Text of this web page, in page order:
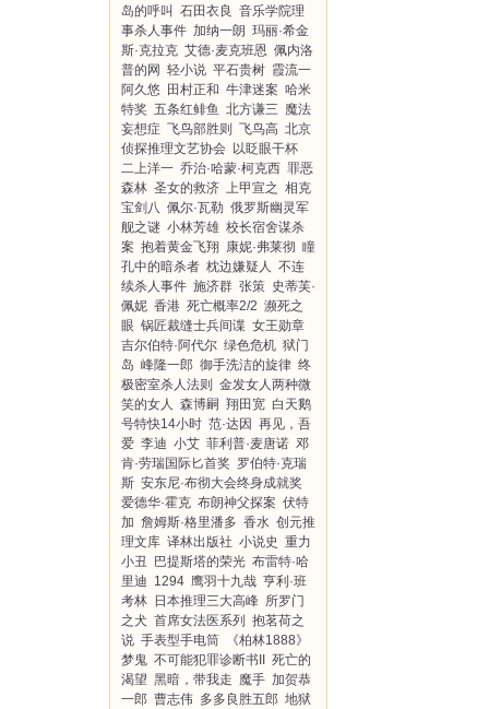
岛的呼叫 石田衣良 音乐学院理
事杀人事件 加纳一朗 玛丽·希金
斯·克拉克 艾德·麦克班恩 佩内洛
普的网 轻小说 平石贵树 霞流一
阿久悠 田村正和 牛津迷案 哈米
特奖 五条红鲱鱼 北方谦三 魔法
妄想症 飞鸟部胜则 飞鸟高 北京
侦探推理文艺协会 以眨眼干杯
二上洋一 乔治·哈蒙·柯克西 罪恶
森林 圣女的救济 上甲宣之 相克
宝剑八 佩尔·瓦勒 俄罗斯幽灵军
舰之谜 小林芳雄 校长宿舍谋杀
案 抱着黄金飞翔 康妮·弗莱彻 瞳
孔中的暗杀者 枕边嫌疑人 不连
续杀人事件 施济群 张策 史蒂芙·
佩妮 香港 死亡概率2/2 濒死之
眼 锅匠裁缝士兵间谍 女王勋章
吉尔伯特·阿代尔 绿色危机 狱门
岛 峰隆一郎 御手洗洁的旋律 终
极密室杀人法则
金发女人两种微
笑的女人 森博嗣 翔田宽 白天鹅
号特快14小时 范·达因 再见，吾
爱 李迪 小艾 菲利普·麦唐诺 邓
肯·劳瑞国际匕首奖 罗伯特·克瑞
斯 安东尼·布彻大会终身成就奖
爱德华·霍克 布朗神父探案 伏特
加 詹姆斯·格里潘多 香水 创元推
理文库 译林出版社 小说史 重力
小丑
巴提斯塔的荣光 布雷特·哈
里迪 1294 鹰羽十九哉 亨利·班
考林 日本推理三大高峰 所罗门
之犬 首席女法医系列
抱茗荷之
说 手表型手电筒
《柏林1888》
梦鬼 不可能犯罪诊断书II
死亡的
渴望 黑暗，带我走 魔手 加贺恭
一郎 曹志伟 多多良胜五郎 地狱